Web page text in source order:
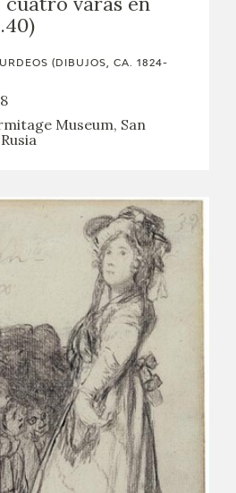
(DIBUJOS, CA. 1824-
Museum, San